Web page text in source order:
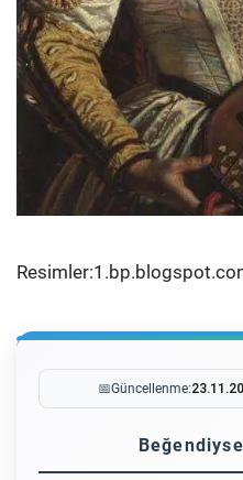
📅Güncellenme: